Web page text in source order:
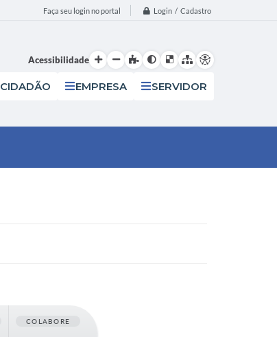
Faça seu login no portal Login / Cadastro
Acessibilidade
CIDADÃO EMPRESA SERVIDOR
COLABORE